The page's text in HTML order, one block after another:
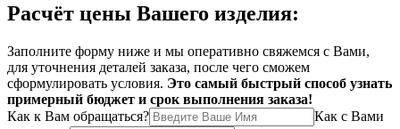
Расчёт цены Вашего изделия:
Заполните форму ниже и мы оперативно свяжемся с Вами,
для уточнения деталей заказа, после чего сможем
сформулировать условия. Это самый быстрый способ узнать
примерный бюджет и срок выполнения заказа!
Как к Вам обращаться?
Как с Вами